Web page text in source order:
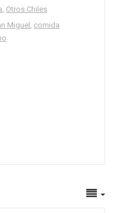
, Otros Chiles
Miguel , comida